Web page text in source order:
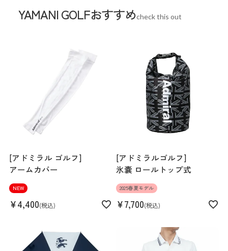
YAMANI GOLFおすすめcheck this out
[アドミラル ゴルフ]
アームカバー
NEW
¥4,400 税込
[アドミラルゴルフ]
氷嚢 ロールトップ式
2025春夏モデル
¥7,700 税込